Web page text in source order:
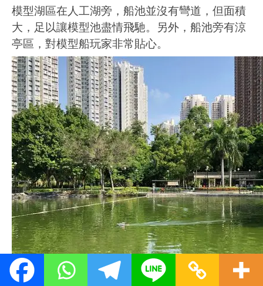
模型湖區在人工湖旁，船池並沒有彎道，但面積
大，足以讓模型池盡情飛馳。另外，船池旁有涼
亭區，對模型船玩家非常貼心。